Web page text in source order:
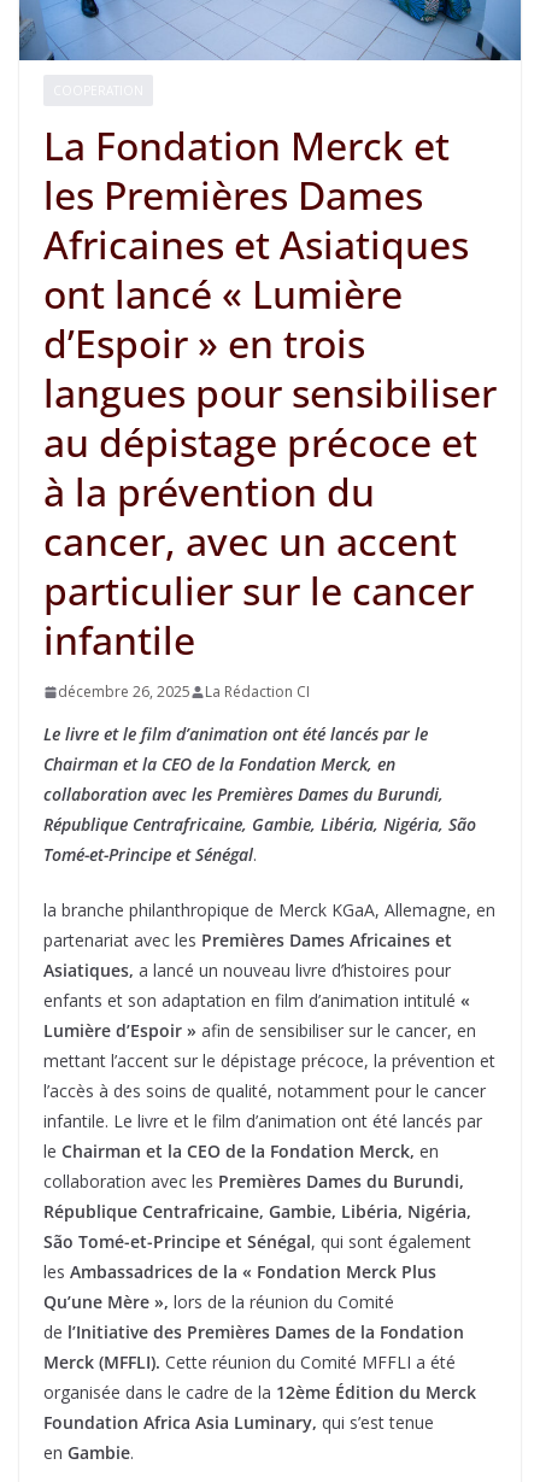
La Fondation Merck et
les Premières Dames
Africaines et Asiatiques
ont lancé « Lumière
d’Espoir » en trois
langues pour sensibiliser
au dépistage précoce et
à la prévention du
cancer, avec un accent
particulier sur le cancer
infantile
décembre 26, 2025 La Rédaction CI
Le livre et le film d’animation ont été lancés par le
Chairman et la CEO de la Fondation Merck, en
collaboration avec les Premières Dames du Burundi,
République Centrafricaine, Gambie, Libéria, Nigéria, São
Tomé-et-Principe et Sénégal.
la branche philanthropique de Merck KGaA, Allemagne, en
partenariat avec les Premières Dames Africaines et
Asiatiques, a lancé un nouveau livre d’histoires pour
enfants et son adaptation en film d’animation intitulé «
Lumière d’Espoir » afin de sensibiliser sur le cancer, en
mettant l’accent sur le dépistage précoce, la prévention et
l’accès à des soins de qualité, notamment pour le cancer
infantile. Le livre et le film d’animation ont été lancés par
le Chairman et la CEO de la Fondation Merck, en
collaboration avec les Premières Dames du Burundi,
République Centrafricaine, Gambie, Libéria, Nigéria,
São Tomé-et-Principe et Sénégal, qui sont également
les Ambassadrices de la « Fondation Merck Plus
Qu’une Mère », lors de la réunion du Comité
de l’Initiative des Premières Dames de la Fondation
Merck (MFFLI). Cette réunion du Comité MFFLI a été
organisée dans le cadre de la 12ème Édition du Merck
Foundation Africa Asia Luminary, qui s’est tenue
en Gambie.